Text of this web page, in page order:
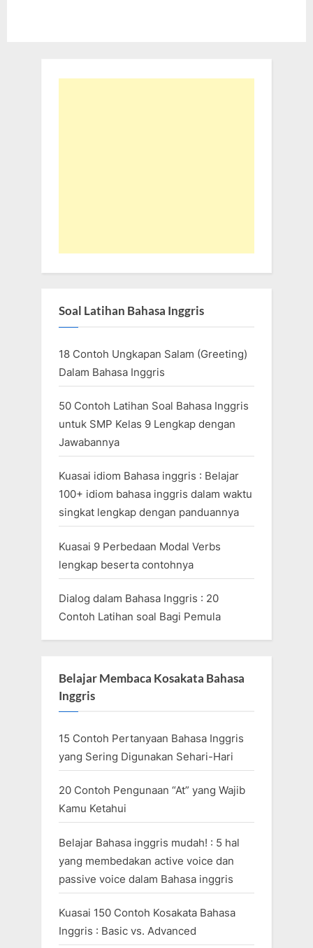
Soal Latihan Bahasa Inggris
18 Contoh Ungkapan Salam (Greeting)
Dalam Bahasa Inggris
50 Contoh Latihan Soal Bahasa Inggris
untuk SMP Kelas 9 Lengkap dengan
Jawabannya
Kuasai idiom Bahasa inggris : Belajar
100+ idiom bahasa inggris dalam waktu
singkat lengkap dengan panduannya
Kuasai 9 Perbedaan Modal Verbs
lengkap beserta contohnya
Dialog dalam Bahasa Inggris : 20
Contoh Latihan soal Bagi Pemula
Belajar Membaca Kosakata Bahasa
Inggris
15 Contoh Pertanyaan Bahasa Inggris
yang Sering Digunakan Sehari-Hari
20 Contoh Pengunaan “At” yang Wajib
Kamu Ketahui
Belajar Bahasa inggris mudah! : 5 hal
yang membedakan active voice dan
passive voice dalam Bahasa inggris
Kuasai 150 Contoh Kosakata Bahasa
Inggris : Basic vs. Advanced